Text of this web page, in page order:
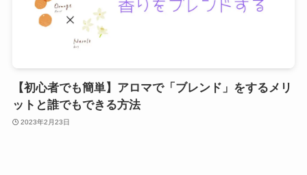
【初心者でも簡単】アロマで「ブレンド」をするメリ
ットと誰でもできる方法
2023年2月23日